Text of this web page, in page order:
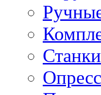
Станки